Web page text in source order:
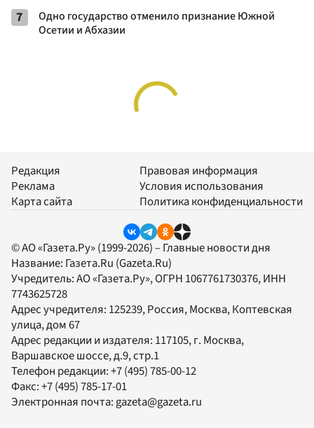
7
Одно государство отменило признание Южной
Осетии и Абхазии
Редакция
Реклама
Карта сайта
Правовая информация
Условия использования
Политика конфиденциальности
© АО «Газета.Ру» (1999-2026) – Главные новости дня
Название: Газета.Ru (Gazeta.Ru)
Учредитель:АО «Газета.Ру», ОГРН 1067761730376, ИНН
7743625728
Адрес учредителя: 125239, Россия, Москва, Коптевская
улица, дом 67
Адрес редакции и издателя: 117105, г. Москва,
Варшавское шоссе, д.9, стр.1
Телефон редакции:+7 (495) 785-00-12
Факс:+7 (495) 785-17-01
Электронная почта:gazeta@gazeta.ru